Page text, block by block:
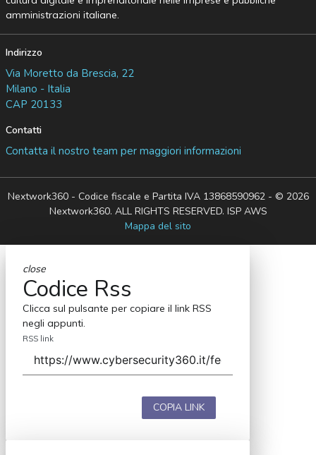
amministrazioni italiane.
Indirizzo
Via Moretto da Brescia, 22
Milano - Italia
CAP 20133
Contatti
Contatta il nostro team per maggiori informazioni
Nextwork360 - Codice fiscale e Partita IVA 13868590962 - © 2026
Nextwork360. ALL RIGHTS RESERVED. ISP AWS
Mappa del sito
close
Codice Rss
Clicca sul pulsante per copiare il link RSS
negli appunti.
RSS link
COPIA LINK